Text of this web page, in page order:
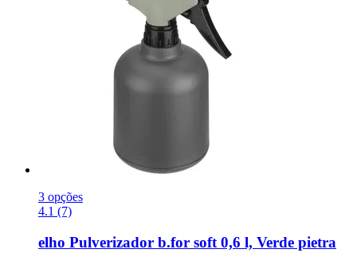
3 opções
4.1 (7)
elho Pulverizador b.for soft 0,6 l, Verde pietra